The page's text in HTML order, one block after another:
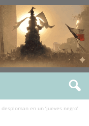
en un ‘jueves negro’